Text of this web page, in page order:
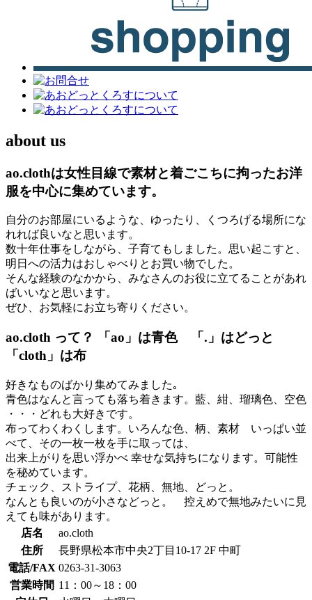
about us
ao.clothは女性目線で素材と着ごこちに拘ったお洋
服を中心に集めています。
自分のお部屋にいるような、ゆったり、くつろげる場所にな
れれば良いなと思います。
数十年仕事をしながら、子育てもしました。思い起こすと、
明日への活力はおしゃべりとお買い物でした。
そんな経験のなかから、みなさんのお役に立てることがあれ
ばいいなと思います。
ぜひ、お気軽にお立ち寄りください。
ao.cloth って？ 「ao」は青色 「.」はどっと
「cloth」は布
好きなものばかり集めてみました｡
青色はなんと言っても落ち着きます。藍、紺、瑠璃色、空色
・・・どれも大好きです。
布ってわくわくします。いろんな色、柄、素材 いっぱい並
べて、その一枚一枚を手に取っては、
出来上がりを思い浮かべ 幸せな気持ちになります。可能性
を秘めています。
チェック、ストライプ、花柄、無地、どっと。
なんとも良いのが小さなどっと。 控えめで無地みたいに見
えても味があります。
店名
ao.cloth
住所
長野県松本市中央2丁目10-17 2F 中町
電話/FAX 0263-31-3063
営業時間 11：00～18：00